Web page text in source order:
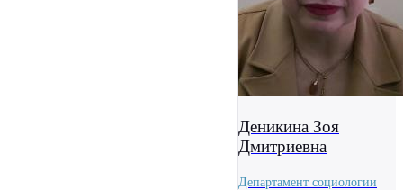
Деникина Зоя
Дмитриевна
Департамент социологии